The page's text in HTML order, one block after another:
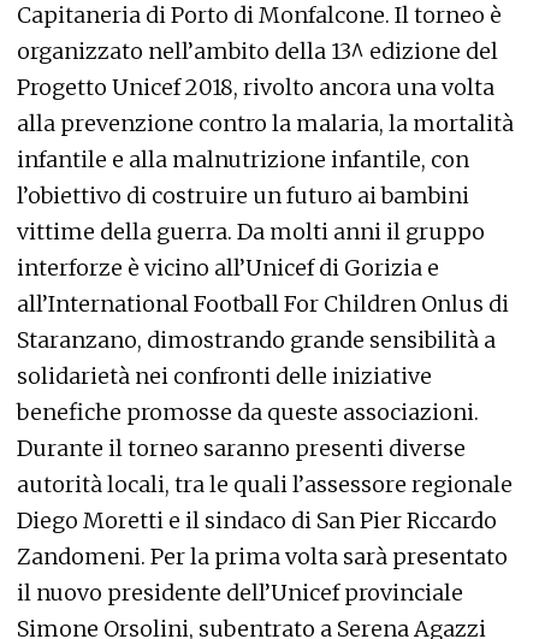
Capitaneria di Porto di Monfalcone. Il torneo è
organizzato nell’ambito della 13^ edizione del
Progetto Unicef 2018, rivolto ancora una volta
alla prevenzione contro la malaria, la mortalità
infantile e alla malnutrizione infantile, con
l’obiettivo di costruire un futuro ai bambini
vittime della guerra. Da molti anni il gruppo
interforze è vicino all’Unicef di Gorizia e
all’International Football For Children Onlus di
Staranzano, dimostrando grande sensibilità a
solidarietà nei confronti delle iniziative
benefiche promosse da queste associazioni.
Durante il torneo saranno presenti diverse
autorità locali, tra le quali l’assessore regionale
Diego Moretti e il sindaco di San Pier Riccardo
Zandomeni. Per la prima volta sarà presentato
il nuovo presidente dell’Unicef provinciale
Simone Orsolini, subentrato a Serena Agazzi